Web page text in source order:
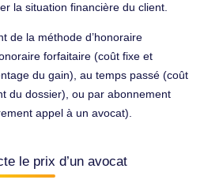
la situation financière du client.
de la méthode d’honoraire
forfaitaire (coût fixe et
du gain), au temps passé (coût
du dossier), ou par abonnement
appel à un avocat).
le prix d’un avocat